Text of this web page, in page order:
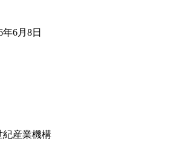
年6月8日
紀産業機構